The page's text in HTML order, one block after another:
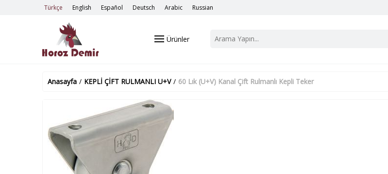
Türkçe English Español Deutsch Arabic Russian
Ürünler
Anasayfa / KEPLİ ÇİFT RULMANLI U+V / 60 Lık (U+V) Kanal Çift Rulmanlı Kepli Teker